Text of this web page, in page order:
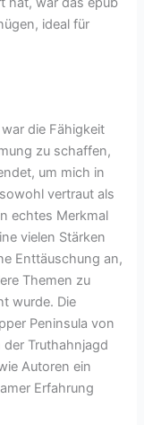
ideal für
die Fähigkeit
zu schaffen,
um mich in
vertraut als
echtes Merkmal
vielen Stärken
Enttäuschung an,
Themen zu
wurde. Die
Peninsula von
Truthahnjagd
Autoren ein
Erfahrung